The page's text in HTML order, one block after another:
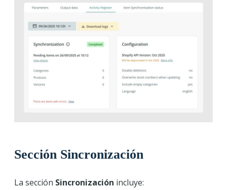
Sección Sincronización
La sección Sincronización incluye: